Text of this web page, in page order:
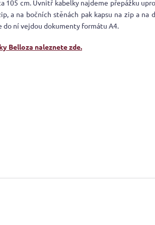
105 cm. Uvnitř kabelky najdeme přepážku
a na bočních stěnách pak kapsu na zip a na
do ní vejdou dokumenty formátu A4.
Belloza naleznete zde.